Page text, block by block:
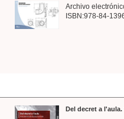
Archivo
ISBN:978-84-
Del decret a